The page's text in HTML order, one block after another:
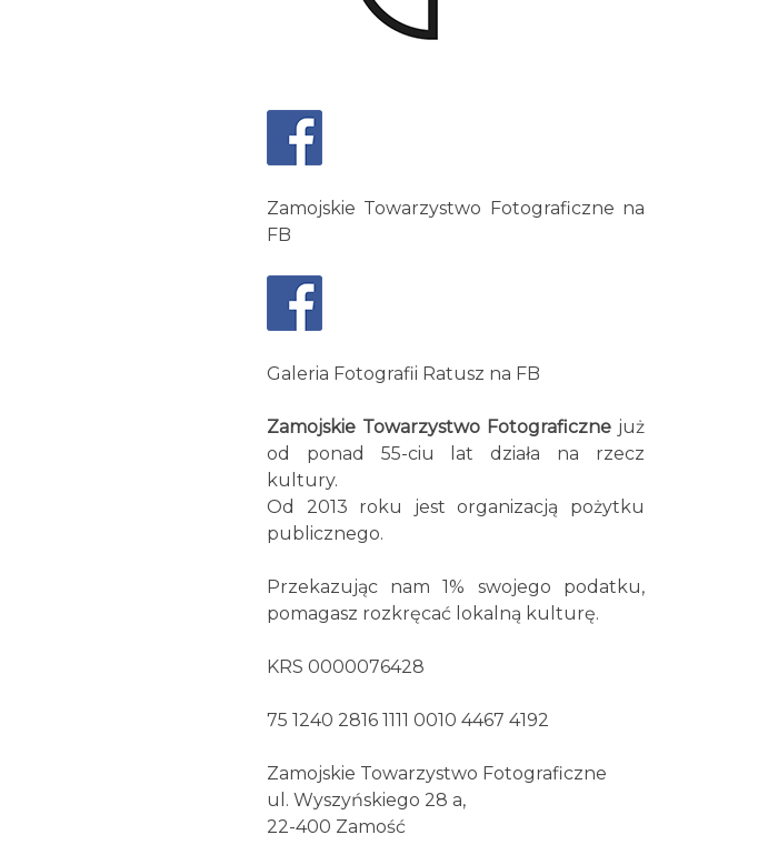
Zamojskie Towarzystwo Fotograficzne na
FB
Galeria Fotografii Ratusz na FB
Zamojskie Towarzystwo Fotograficzne już
od ponad 55-ciu lat działa na rzecz
kultury.
Od 2013 roku jest organizacją pożytku
publicznego.
Przekazując nam 1% swojego podatku,
pomagasz rozkręcać lokalną kulturę.
KRS 0000076428
75 1240 2816 1111 0010 4467 4192
Zamojskie Towarzystwo Fotograficzne
ul. Wyszyńskiego 28 a,
22-400 Zamość